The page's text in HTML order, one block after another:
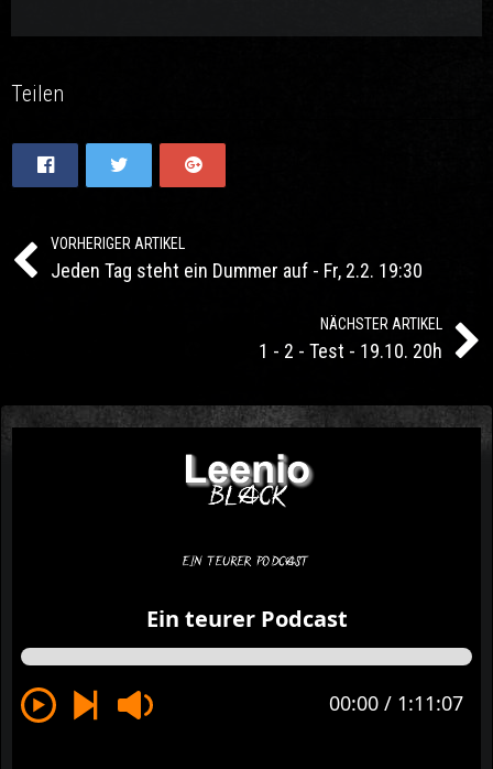
Teilen
VORHERIGER ARTIKEL
Jeden Tag steht ein Dummer auf - Fr, 2.2. 19:30
NÄCHSTER ARTIKEL
1 - 2 - Test - 19.10. 20h